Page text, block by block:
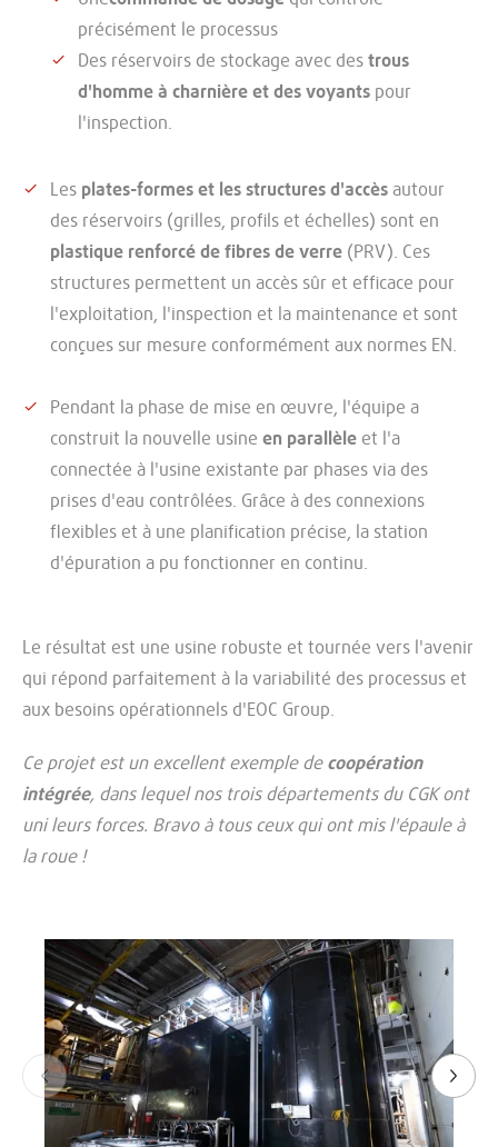
précisément le processus
Des réservoirs de stockage avec destrous
d'homme à charnière et des voyants pour
l'inspection.
Les plates-formes et les structures d'accès autour
des réservoirs (grilles, profils et échelles) sont en
plastique renforcé de fibres de verre (PRV). Ces
structures permettent un accès sûr et efficace pour
l'exploitation, l'inspection et la maintenance et sont
conçues sur mesure conformément aux normes EN.
Pendant la phase de mise en œuvre, l'équipe a
construit la nouvelle usine en parallèle et l'a
connectée à l'usine existante par phases via des
prises d'eau contrôlées. Grâce à des connexions
flexibles et à une planification précise, la station
d'épuration a pu fonctionner en continu.
Le résultat est une usine robuste et tournée vers l'avenir
qui répond parfaitement à la variabilité des processus et
aux besoins opérationnels d'EOC Group.
Ce projet est un excellent exemple decoopération
intégrée, dans lequel nos trois départements du CGK ont
uni leurs forces. Bravo à tous ceux qui ont mis l'épaule à
la roue !